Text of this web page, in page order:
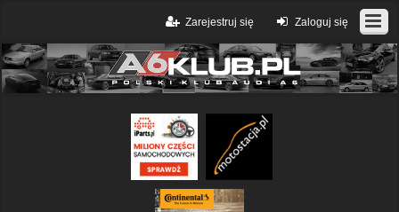
Zaloguj się
Zarejestruj się